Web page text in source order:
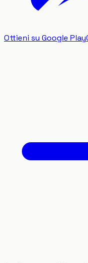
Ottieni su Google Play